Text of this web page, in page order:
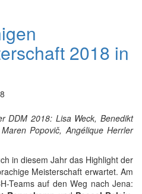
2018 in
DDM 2018: Lisa Weck, Benedikt
Popovič, Angélique Herrler
in diesem Jahr das Highlight der
Meisterschaft erwartet. Am
Teams auf den Weg nach Jena: